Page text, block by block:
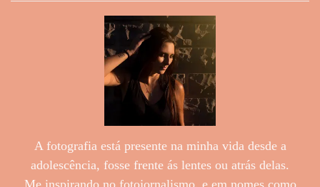
A fotografia está presente na minha vida desde a
adolescência, fosse frente ás lentes ou atrás delas.
Me inspirando no fotojornalismo, e em nomes como